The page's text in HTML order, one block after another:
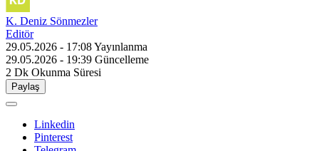
K. Deniz Sönmezler
Editör
29.05.2026 - 17:08Yayınlanma
29.05.2026 - 19:39 Güncelleme
2 Dk Okunma Süresi
Paylaş
Linkedin
Pinterest